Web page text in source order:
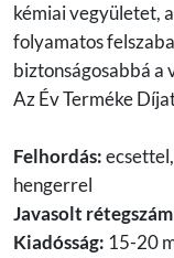
kémiai vegyületet,
folyamatos
biztonságosabbá a
Az Év Terméke
Felhordás:
hengerrel
Javasolt
Kiadósság: 15-20